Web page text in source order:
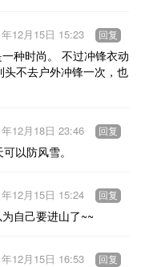
种时尚。 不过冲锋衣动
不去户外冲锋一次，也
12月15日 15:23 回复
以防风雪。
12月18日 23:46 回复
自己要进山了~~
12月15日 15:24 回复
12月15日 16:53 回复